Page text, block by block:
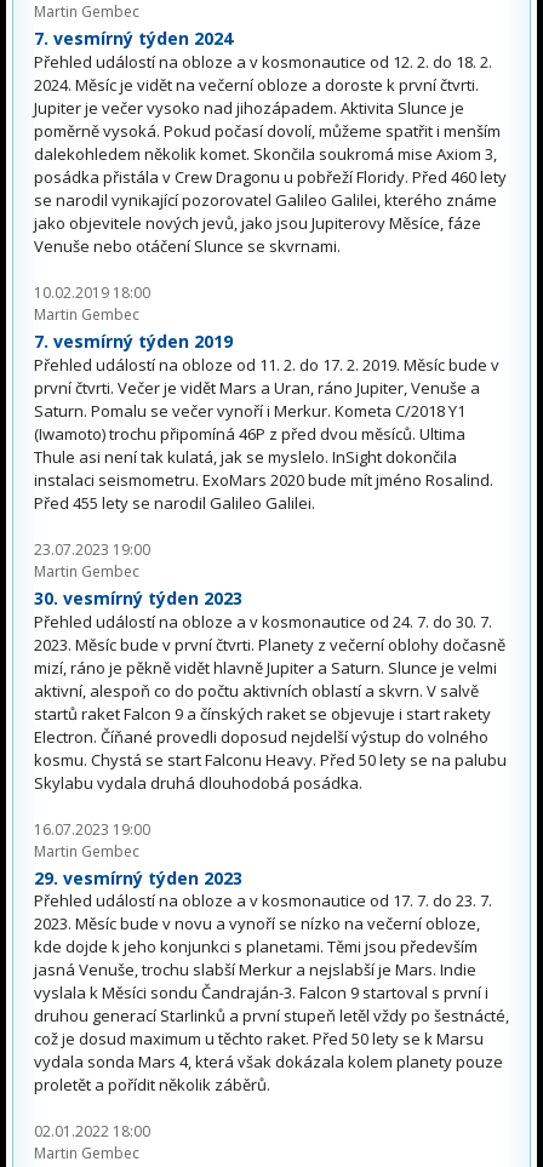
Martin Gembec
7. vesmírný týden 2024
Přehled událostí na obloze a v kosmonautice od 12. 2. do 18. 2.
2024. Měsíc je vidět na večerní obloze a doroste k první čtvrti.
Jupiter je večer vysoko nad jihozápadem. Aktivita Slunce je
poměrně vysoká. Pokud počasí dovolí, můžeme spatřit i menším
dalekohledem několik komet. Skončila soukromá mise Axiom 3,
posádka přistála v Crew Dragonu u pobřeží Floridy. Před 460 lety
se narodil vynikající pozorovatel Galileo Galilei, kterého známe
jako objevitele nových jevů, jako jsou Jupiterovy Měsíce, fáze
Venuše nebo otáčení Slunce se skvrnami.
10.02.2019 18:00
Martin Gembec
7. vesmírný týden 2019
Přehled událostí na obloze od 11. 2. do 17. 2. 2019. Měsíc bude v
první čtvrti. Večer je vidět Mars a Uran, ráno Jupiter, Venuše a
Saturn. Pomalu se večer vynoří i Merkur. Kometa C/2018 Y1
(Iwamoto) trochu připomíná 46P z před dvou měsíců. Ultima
Thule asi není tak kulatá, jak se myslelo. InSight dokončila
instalaci seismometru. ExoMars 2020 bude mít jméno Rosalind.
Před 455 lety se narodil Galileo Galilei.
23.07.2023 19:00
Martin Gembec
30. vesmírný týden 2023
Přehled událostí na obloze a v kosmonautice od 24. 7. do 30. 7.
2023. Měsíc bude v první čtvrti. Planety z večerní oblohy dočasně
mizí, ráno je pěkně vidět hlavně Jupiter a Saturn. Slunce je velmi
aktivní, alespoň co do počtu aktivních oblastí a skvrn. V salvě
startů raket Falcon 9 a čínských raket se objevuje i start rakety
Electron. Číňané provedli doposud nejdelší výstup do volného
kosmu. Chystá se start Falconu Heavy. Před 50 lety se na palubu
Skylabu vydala druhá dlouhodobá posádka.
16.07.2023 19:00
Martin Gembec
29. vesmírný týden 2023
Přehled událostí na obloze a v kosmonautice od 17. 7. do 23. 7.
2023. Měsíc bude v novu a vynoří se nízko na večerní obloze,
kde dojde k jeho konjunkci s planetami. Těmi jsou především
jasná Venuše, trochu slabší Merkur a nejslabší je Mars. Indie
vyslala k Měsíci sondu Čandraján-3. Falcon 9 startoval s první i
druhou generací Starlinků a první stupeň letěl vždy po šestnácté,
což je dosud maximum u těchto raket. Před 50 lety se k Marsu
vydala sonda Mars 4, která však dokázala kolem planety pouze
proletět a pořídit několik záběrů.
02.01.2022 18:00
Martin Gembec